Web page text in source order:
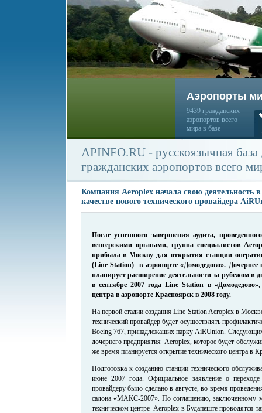
Аэропорты
9439 гражданских
аэропортов всего
мира в базе
APINFO.RU - русскоязычная
гражданских аэропортов всего
Компания Aeroplex начала свою деятельность
качестве нового технического провайдера
После успешного завершения аудита,
венгерскими органами, группа специалистов
прибыла в Москву для открытия станции
(Line Station) в аэропорте «Домодедово».
планирует расширение деятельности за рубежом в
в сентябре 2007 года Line Station в
центра в аэропорте Красноярск в 2008 году.
На первой стадии создания Line Station Aeroplex в
технический провайдер будет осуществлять
Boeing 767, принадлежащих парку AiRUnion. Следующим
дочернего предприятия Aeroplex, которое будет
же время планируется открытие технического центра в
Подготовка к созданию станции технического
июне 2007 года. Официальное заявление о
провайдеру было сделано в августе, во время
салона «МАКС-2007». По соглашению, заключенному
техническом центре Aeroplex в Будапеште проводятся